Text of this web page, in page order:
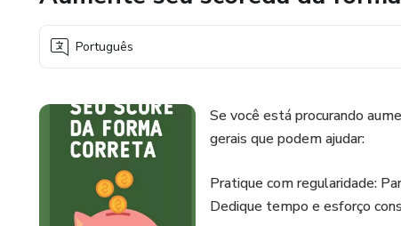
Português
Se você está procurando
gerais que podem ajudar:
Pratique com regularidade:
Dedique tempo e esforço